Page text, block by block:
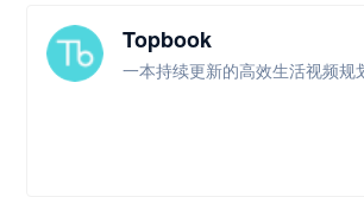
Topbook
一本持续更新的高效生活视频规